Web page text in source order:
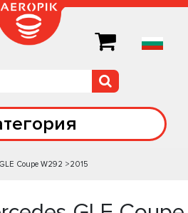
GLE Coupe W292 >2015